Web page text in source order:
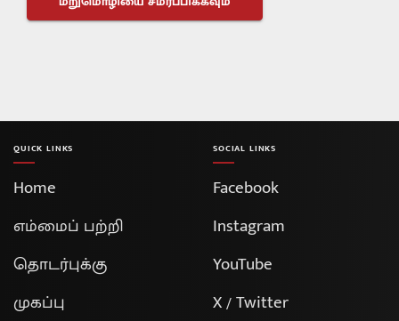
QUICK LINKS
Home
எம்மைப் பற்றி
தொடர்புக்கு
முகப்பு
SOCIAL LINKS
Facebook
Instagram
YouTube
X / Twitter